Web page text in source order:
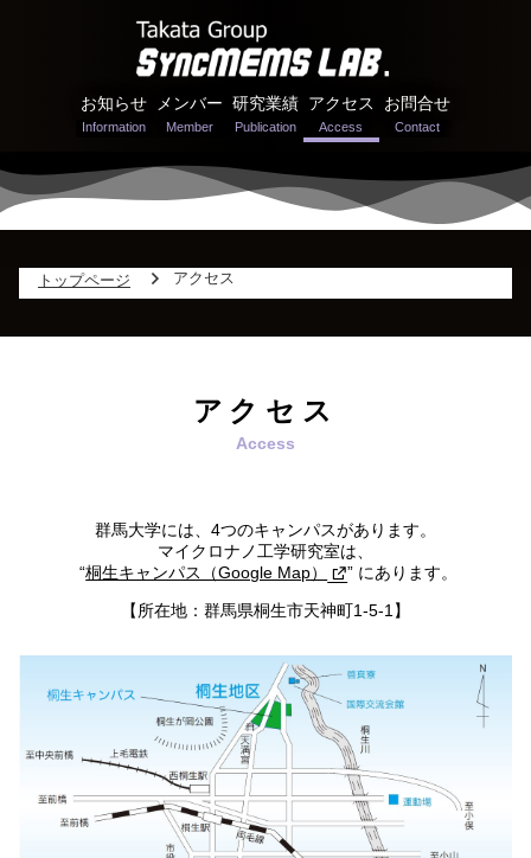
お知らせ メンバー 研究業績 アクセス お問合せ
トップページ アクセス
アクセス
群馬大学には、4つのキャンパスがあります。
マイクロナノ工学研究室は、
桐生キャンパス（Google Map）
にあります。
【所在地：群馬県桐生市天神町1-5-1】